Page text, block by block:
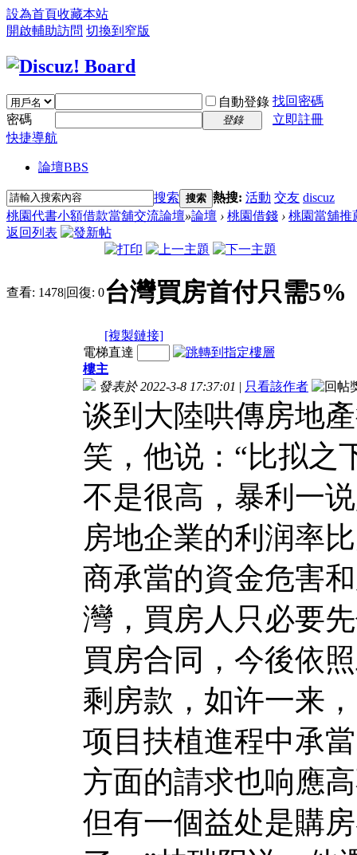
設為首頁收藏本站
開啟輔助訪問 切換到窄版
自動登錄 找回密碼
密碼
登錄
立即註冊
快捷導航
論壇BBS
搜索 搜索 熱搜: 活動 交友 discuz
桃園代書小額借款當舖交流論壇»論壇 › 桃園借錢 › 桃園當舖推
返回列表
查看: 1478|回復: 0台灣買房首付只需5%
[複製鏈接]
電梯直達
樓主
發表於 2022-3-8 17:37:01 | 只看該作者
谈到大陸哄傳房地
笑，他说：“比拟之
不是很高，暴利一
房地企業的利润率
商承當的資金危害
灣，買房人只必要
買房合同，今後依
剩房款，如许一来
项目扶植進程中承
方面的請求也响應
但有一個益处是購